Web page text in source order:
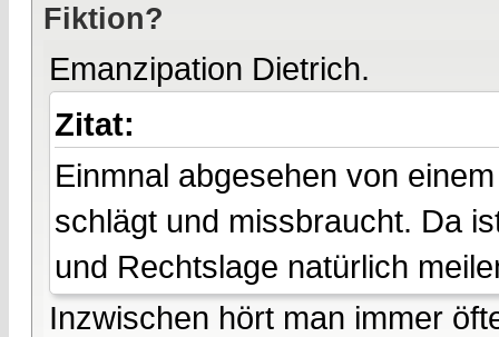
Fiktion?
Emanzipation Dietrich.
Zitat:
Einmnal abgesehen von
schlägt und missbraucht. Da
und Rechtslage natürlich
Inzwischen hört man immer